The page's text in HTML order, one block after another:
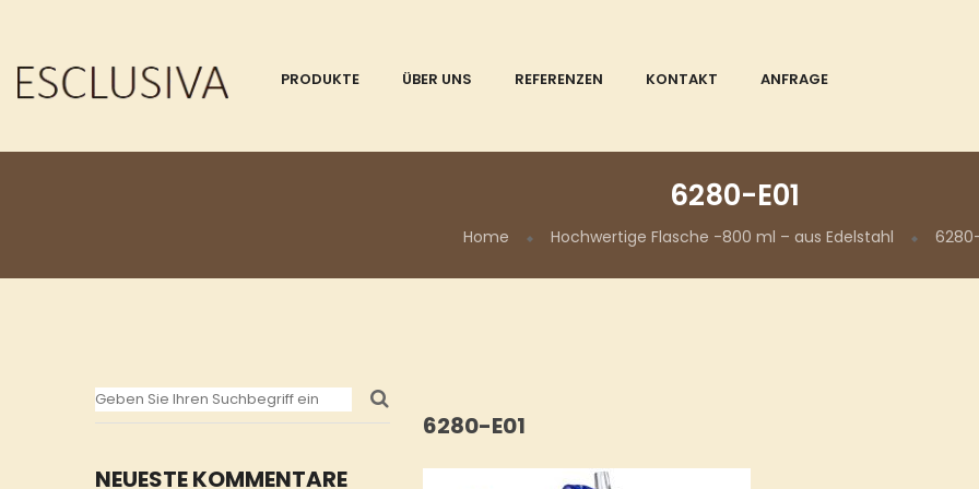
PRODUKTE ÜBER UNS REFERENZEN KONTAKT ANFRAGE
6280-E01
Home Hochwertige Flasche -800 ml – aus Edelstahl
NEUESTE KOMMENTARE
6280-E01